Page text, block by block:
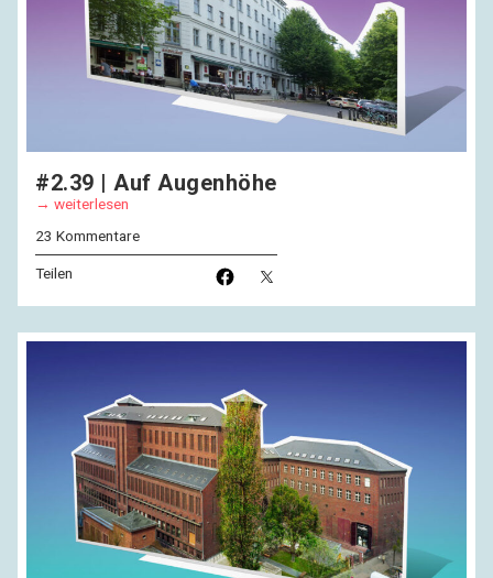
#2.39 | Auf Augenhöhe
weiterlesen
23 Kommentare
Teilen